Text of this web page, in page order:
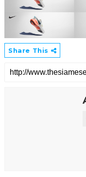
Share This